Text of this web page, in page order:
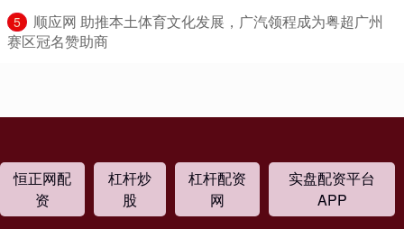
5
​顺应网 助推本土体育文化发展，广汽领程成为粤超广州
赛区冠名赞助商
恒正网配
资
杠杆炒
股
杠杆配资
网
实盘配资平台
APP